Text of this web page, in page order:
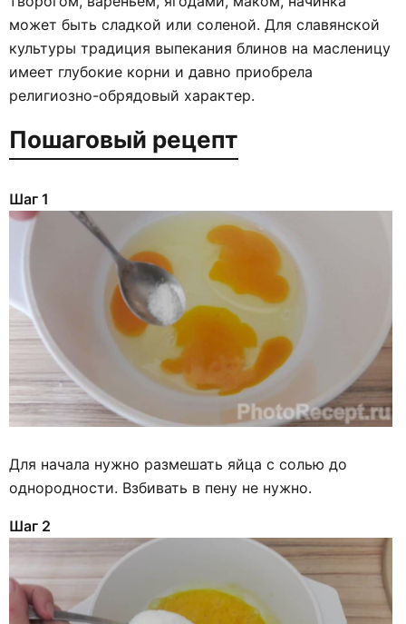
может быть сладкой или соленой. Для славянской
культуры традиция выпекания блинов на масленицу
имеет глубокие корни и давно приобрела
религиозно-обрядовый характер.
Пошаговый рецепт
Шаг 1
Для начала нужно размешать яйца с солью до
однородности. Взбивать в пену не нужно.
Шаг 2